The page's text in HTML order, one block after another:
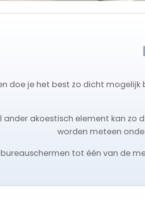
doe je het best zo dicht
ander akoestisch element kan
worden meteen
tot één van de